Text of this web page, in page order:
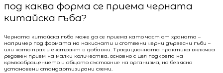
под каква форма се приема черната
китайска гъба?
Черната китайска гъба може да се приема като част от храната –
например под формата на накиснати и сготвени черни дървесни гъби –
или като прах и екстракт в добавки. Традиционната практика включва
редовен прием на малки количества, основно с цел подкрепа на
кръвообращението и общото състояние на организма, но без ясно
установени стандартизирани схеми.